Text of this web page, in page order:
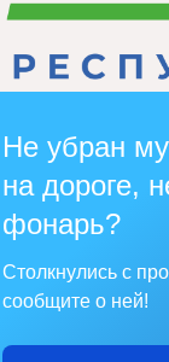
Не убран
на дороге,
фонарь?
Столкнулись с
сообщите о ней!